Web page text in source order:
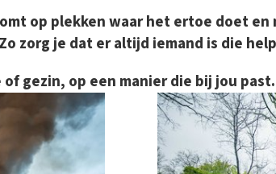
op plekken waar het ertoe doet en
zorg je dat er altijd iemand is die
gezin, op een manier die bij jou past.